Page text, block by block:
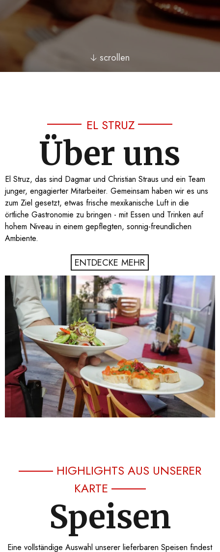
🡣 scrollen
EL STRUZ
Über uns
El Struz, das sind Dagmar und Christian Straus und ein Team
junger, engagierter Mitarbeiter. Gemeinsam haben wir es uns
zum Ziel gesetzt, etwas frische mexikanische Luft in die
örtliche Gastronomie zu bringen - mit Essen und Trinken auf
hohem Niveau in einem gepflegten, sonnig-freundlichen
Ambiente.
ENTDECKE MEHR
HIGHLIGHTS AUS UNSERER
KARTE
Speisen
Eine vollständige Auswahl unserer lieferbaren Speisen findest